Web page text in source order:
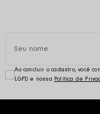
Ao concluir o cadastro, você
LGPD e nossa Política de